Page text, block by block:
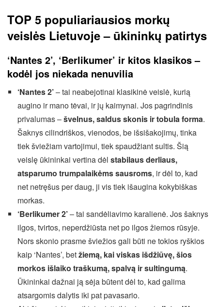
TOP 5 populiariausios morkų
veislės Lietuvoje – ūkininkų patirtys
‘Nantes 2’, ‘Berlikumer’ ir kitos klasikos –
kodėl jos niekada nenuvilia
‘Nantes 2’– tai neabejotinai klasikinė veislė, kurią
augino ir mano tėvai, ir jų kaimynai. Jos pagrindinis
privalumas –švelnus, saldus skonis ir tobula forma.
Šaknys cilindriškos, vienodos, be išsišakojimų, tinka
tiek šviežiam vartojimui, tiek spaudžiant sultis. Šią
veislę ūkininkai vertina dėl stabilaus derliaus,
atsparumo trumpalaikėms sausroms, ir dėl to, kad
net netręšus per daug, ji vis tiek išaugina kokybiškas
morkas.
‘Berlikumer 2’– tai sandėliavimo karalienė. Jos šaknys
ilgos, tvirtos, neperdžiūsta net po ilgos žiemos rūsyje.
Nors skonio prasme šviežios gali būti ne tokios ryškios
kaip ‘Nantes’, betžiemą, kai viskas išdžiūvę, šios
morkos išlaiko traškumą, spalvą ir sultingumą.
Ūkininkai dažnai ją sėja būtent dėl to, kad galima
atsargomis dalytis iki pat pavasario.